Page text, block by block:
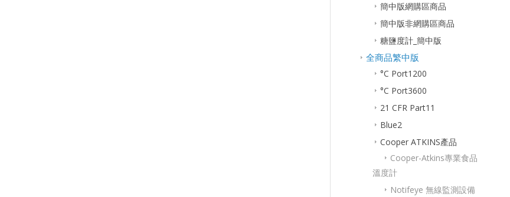
簡中版網購區商品
簡中版非網購區商品
糖鹽度計_簡中版
全商品繁中版
°C Port1200
°C Port3600
21 CFR Part11
Blue2
Cooper ATKINS產品
Cooper-Atkins專業食品
溫度計
Notifeye 無線監測設備